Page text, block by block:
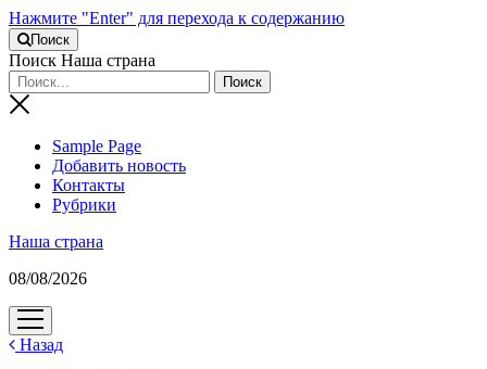
Нажмите "Enter" для перехода к содержанию
Поиск
Поиск Наша страна
Sample Page
Добавить новость
Контакты
Рубрики
Наша страна
08/08/2026
открыть
меню
Назад